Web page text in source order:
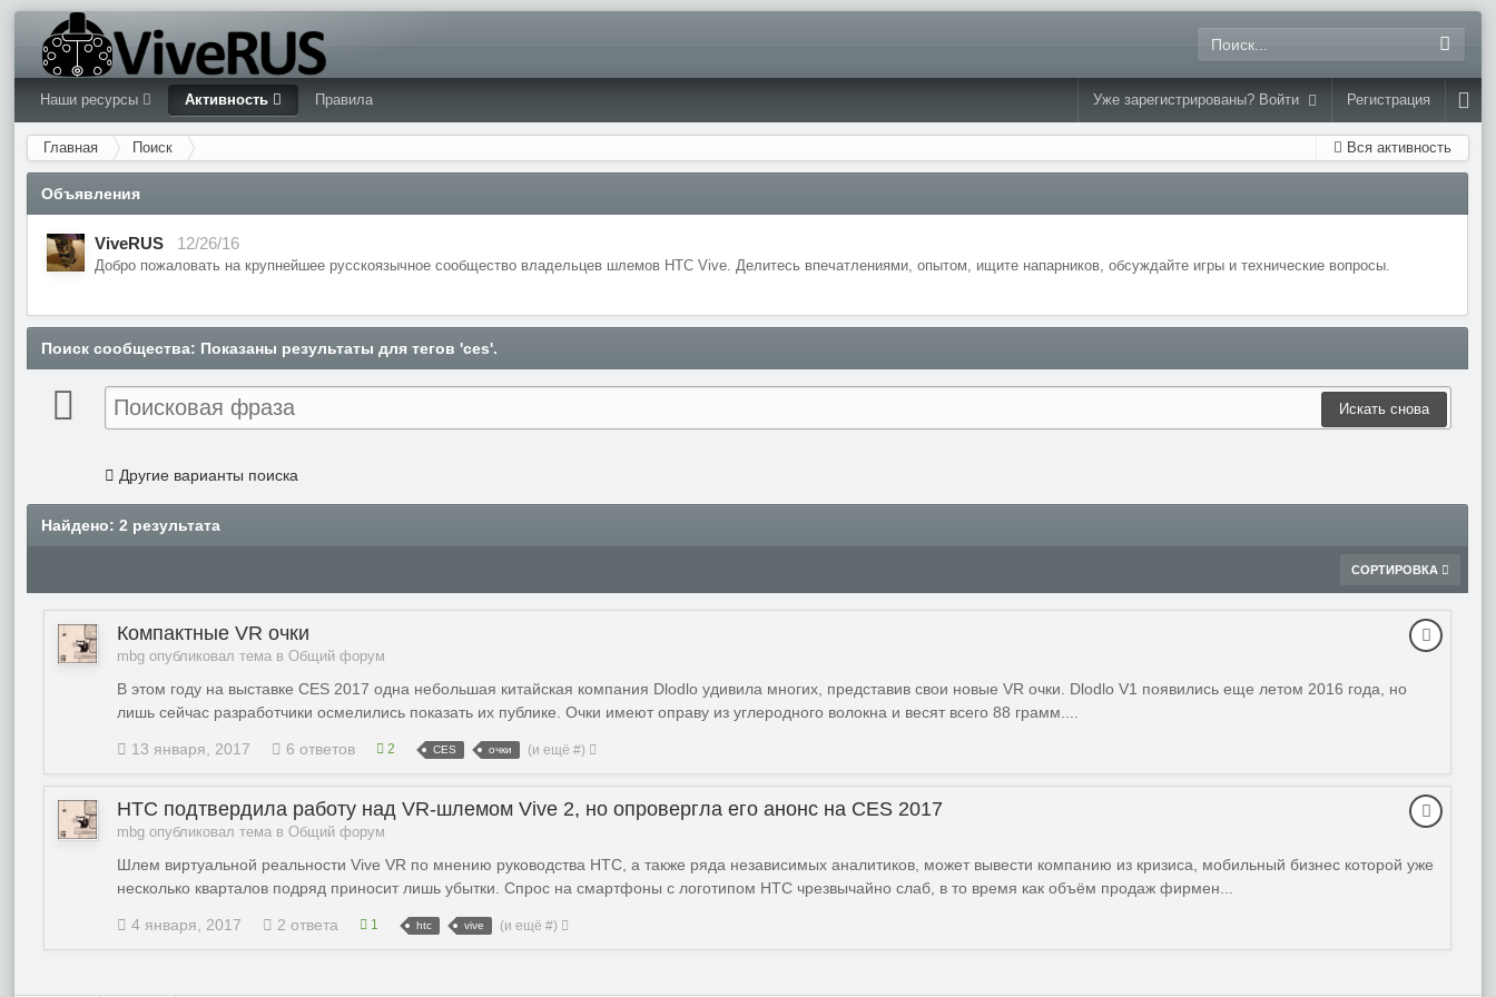
Наши ресурсы Активность Правила Уже зарегистрированы? Войти Регистрация
Вся активность
Главная Поиск
Объявления
ViveRUS 12/26/16
Добро пожаловать на крупнейшее русскоязычное сообщество владельцев шлемов HTC Vive. Делитесь впечатлениями, опытом, ищите напарников, обсуждайте игры и технические вопросы.
Поиск сообщества: Показаны результаты для тегов 'ces'.
Искать снова
Другие варианты поиска
Найдено: 2 результата
СОРТИРОВКА
Компактные VR очки
mbg опубликовал тема вОбщий форум
В этом году на выставке CES 2017 одна небольшая китайская компания Dlodlo удивила многих, представив свои новые VR очки. Dlodlo V1 появились еще летом 2016 года, но
лишь сейчас разработчики осмелились показать их публике. Очки имеют оправу из углеродного волокна и весят всего 88 грамм....
13 января, 2017 6 ответов 2 CES очки (и ещё #)
HTC подтвердила работу над VR-шлемом Vive 2, но опровергла его анонс на CES 2017
mbg опубликовал тема вОбщий форум
Шлем виртуальной реальности Vive VR по мнению руководства HTC, а также ряда независимых аналитиков, может вывести компанию из кризиса, мобильный бизнес которой уже
несколько кварталов подряд приносит лишь убытки. Спрос на смартфоны с логотипом HTC чрезвычайно слаб, в то время как объём продаж фирмен...
4 января, 2017 2 ответа 1 htc vive (и ещё #)